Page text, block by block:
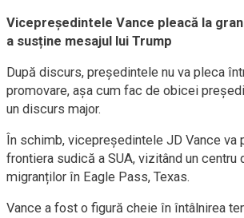
Vicepreședintele Vance pleacă la
a susține mesajul lui Trump
După discurs, președintele nu va pleca
promovare, așa cum fac de obicei
un discurs major.
În schimb, vicepreședintele JD Vance va
frontiera sudică a SUA, vizitând un centru
migranților în Eagle Pass, Texas.
Vance a fost o figură cheie în întâlnirea